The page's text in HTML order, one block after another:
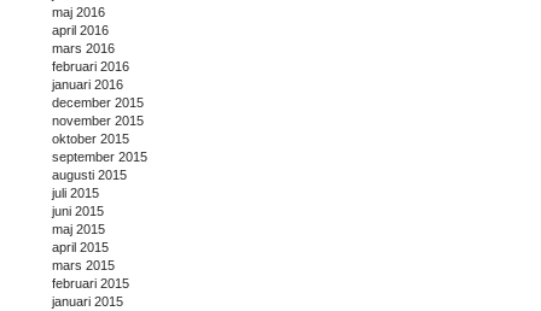
maj 2016
april 2016
mars 2016
februari 2016
januari 2016
december 2015
november 2015
oktober 2015
september 2015
augusti 2015
juli 2015
juni 2015
maj 2015
april 2015
mars 2015
februari 2015
januari 2015